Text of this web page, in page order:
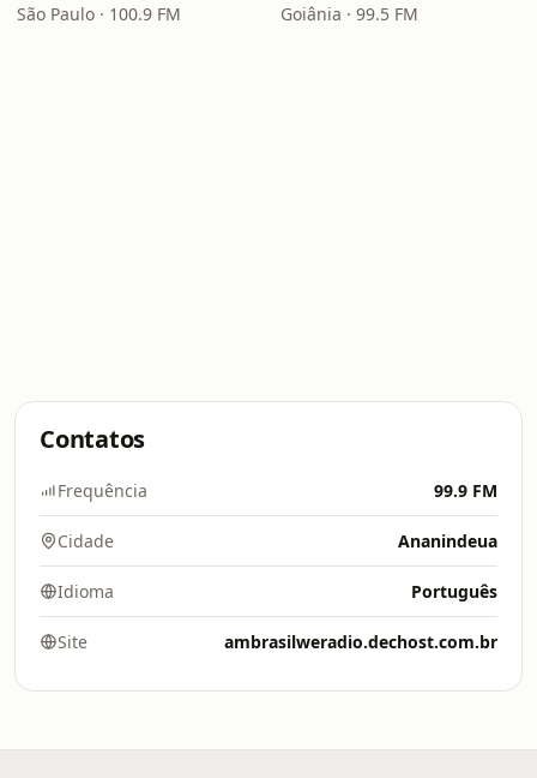
São Paulo · 100.9 FM Goiânia · 99.5 FM
Contatos
Frequência 99.9 FM
Cidade Ananindeua
Idioma Português
Site ambrasilweradio.dechost.com.br